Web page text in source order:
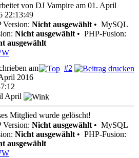
von DJ Vampire am 01. April
22:13:49
Version: Nicht ausgewählt • MySQL
Nicht ausgewählt • PHP-Fusion:
ausgewählt
#2
am
2016
April
Mitglied wurde gelöscht!
Version: Nicht ausgewählt • MySQL
Nicht ausgewählt • PHP-Fusion:
ausgewählt